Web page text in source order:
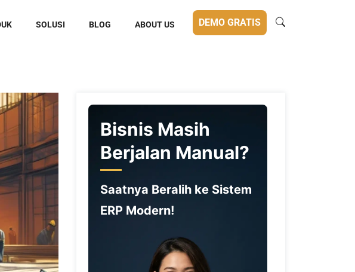
SOLUSI BLOG ABOUT US DEMO GRATIS
Bisnis Masih
Berjalan Manual?
Saatnya Beralih ke Sistem
ERP Modern!